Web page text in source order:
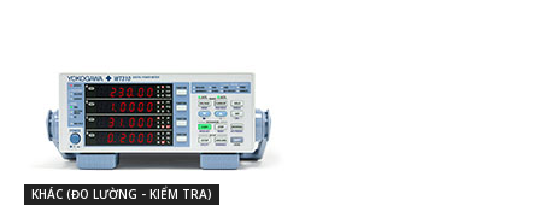
KHÁC (ĐO LƯỜNG - KIỂM TRA)